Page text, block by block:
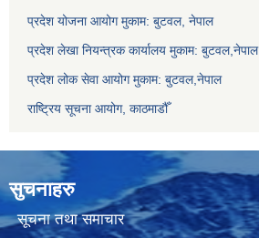
प्रदेश योजना आयोग मुकाम: बुटवल, नेपाल
प्रदेश लेखा नियन्त्रक कार्यालय मुकाम: बुटवल,नेपाल
प्रदेश लोक सेवा आयोग मुकाम: बुटवल,नेपाल
राष्ट्रिय सूचना आयोग, काठमाडौँ
सुचनाहरु
सूचना तथा समाचार